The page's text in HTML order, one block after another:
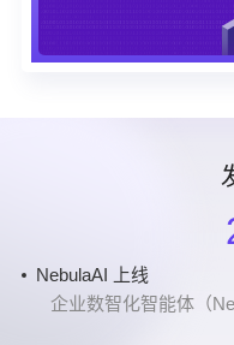
NebulaAI 上线
企业数智化智能体（
深耕云智一体化创新
在平台工程、AI技术
蓝图再拓
北京分公司成立
B轮融资
阿里云战略投资行云创
急速增长阶段
成功落地海尔、星巴克
A轮融资
行云创新完成总资金规
商业化进程加速
CloudOS开始在各大头
Pre-A 融资
行云创新完成了Pre-A
成立
2016年8月24号，行云